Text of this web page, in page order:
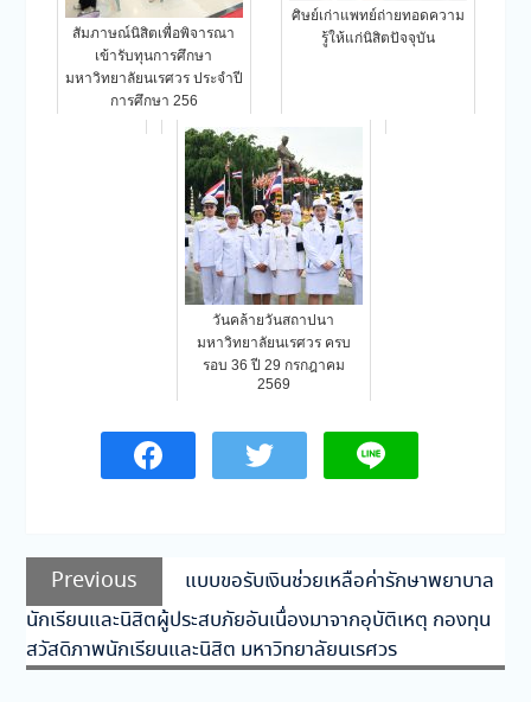
สัมภาษณ์นิสิตเพื่อพิจารณา
เข้ารับทุนการศึกษา
มหาวิทยาลัยนเรศวร ประจำปี
การศึกษา 256
ศิษย์เก่าแพทย์ถ่ายทอดความ
รู้ให้แก่นิสิตปัจจุบัน
วันคล้ายวันสถาปนา
มหาวิทยาลัยนเรศวร ครบ
รอบ 36 ปี 29 กรกฎาคม
2569
แนะแนว
เรื่อง
Previous
Previous
post:
แบบขอรับเงินช่วยเหลือค่ารักษาพยาบาล
นักเรียนและนิสิตผู้ประสบภัยอันเนื่องมาจากอุบัติเหตุ กองทุน
สวัสดิภาพนักเรียนและนิสิต มหาวิทยาลัยนเรศวร